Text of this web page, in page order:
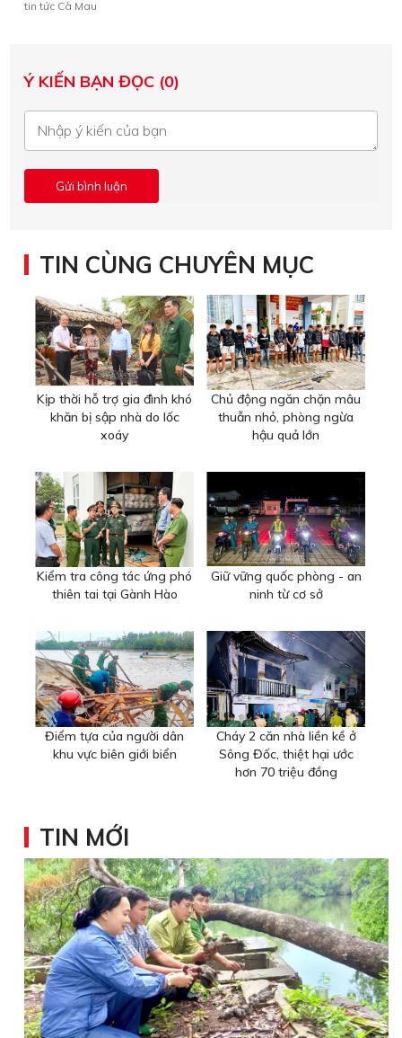
tin tức Cà Mau
Ý KIẾN BẠN ĐỌC (0)
TIN CÙNG CHUYÊN MỤC
Kịp thời hỗ trợ gia đình khó
khăn bị sập nhà do lốc
xoáy
Chủ động ngăn chặn mâu
thuẫn nhỏ, phòng ngừa
hậu quả lớn
Kiểm tra công tác ứng phó
thiên tai tại Gành Hào
Giữ vững quốc phòng - an
ninh từ cơ sở
Điểm tựa của người dân
khu vực biên giới biển
Cháy 2 căn nhà liền kề ở
Sông Đốc, thiệt hại ước
hơn 70 triệu đồng
TIN MỚI